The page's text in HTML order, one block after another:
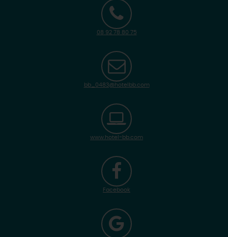
08 92 78 80 75
bb_0483@hotelbb.com
www.hotel-bb.com
Facebook